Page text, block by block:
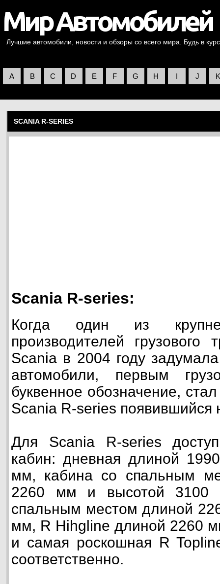
Лучшие автомобили, новости и обзоры со всего мира. Будь в
A B C D E F G H I J K
SCANIA R-SERIES
Scania R-series:
Когда один из
производителей грузового
Scania в 2004 году
автомобили, первым
буквенное обозначение,
Scania R-series появившийся
Для Scania R-series
кабин: дневная длиной
мм, кабина со спальным
2260 мм и высотой 3100
спальным местом длиной
мм, R Hihgline длиной 2260
и самая роскошная R
соответственно.